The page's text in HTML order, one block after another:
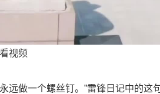
视频
远做一个螺丝钉。”雷锋日记中的这